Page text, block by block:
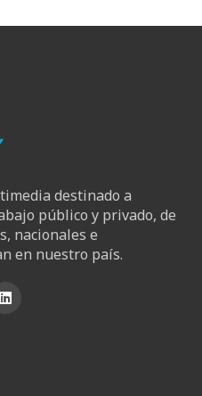
destinado a
público y privado, de
nacionales e
en nuestro país.